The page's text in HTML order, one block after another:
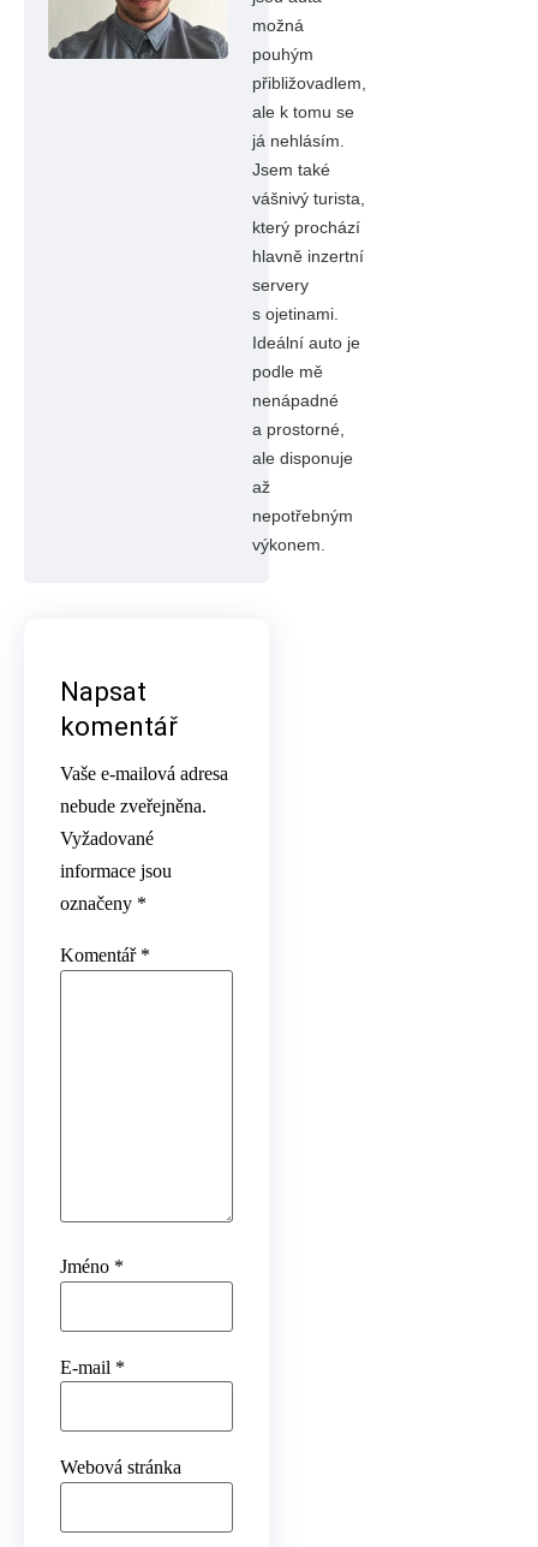
možná
pouhým
přibližovadlem,
ale k tomu se
já nehlásím.
Jsem také
vášnivý turista,
který prochází
hlavně inzertní
servery
s ojetinami.
Ideální auto je
podle mě
nenápadné
a prostorné,
ale disponuje
až
nepotřebným
výkonem.
Napsat
komentář
Vaše e-mailová adresa
nebude zveřejněna.
Vyžadované
informace jsou
označeny *
Komentář *
Jméno *
E-mail *
Webová stránka